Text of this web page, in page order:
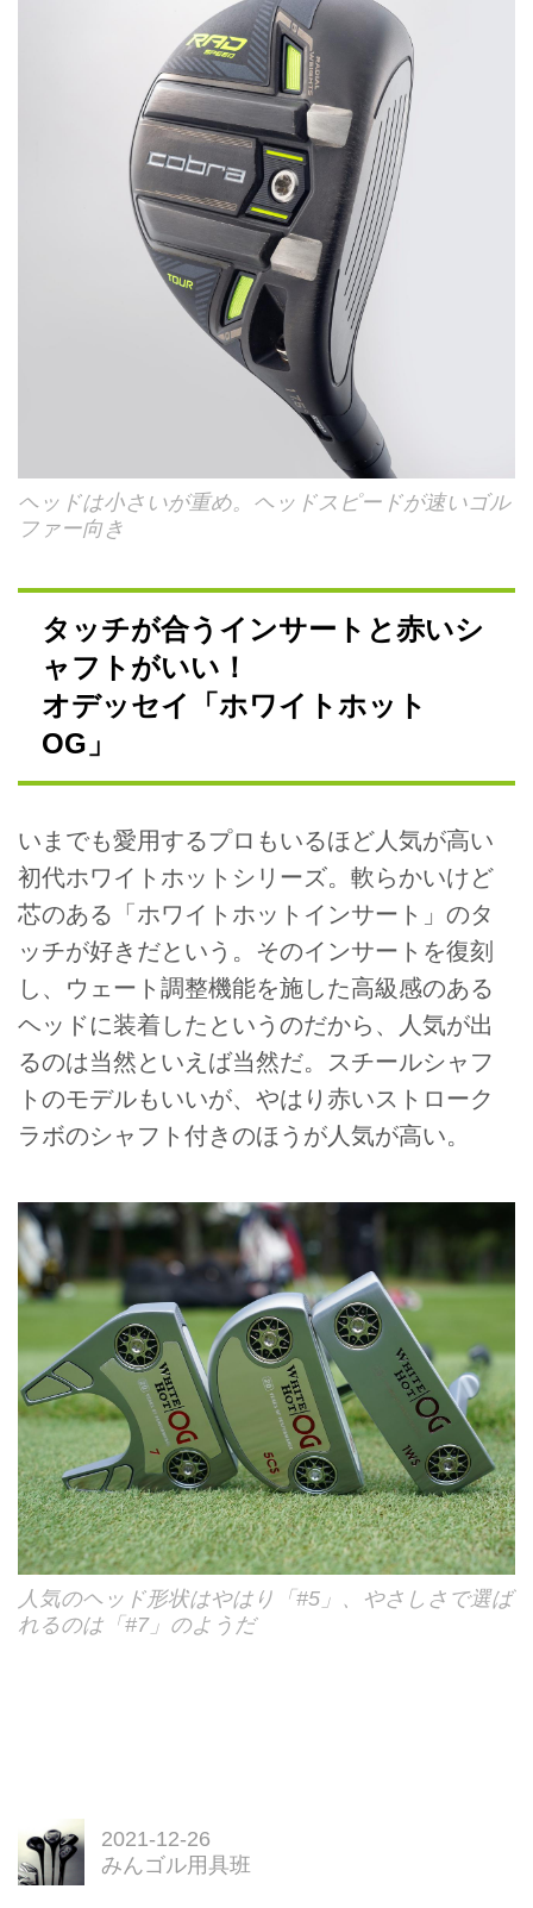
ヘッドは小さいが重め。ヘッドスピードが速いゴル
ファー向き
タッチが合うインサートと赤いシ
ャフトがいい！
オデッセイ「ホワイトホット
OG」
いまでも愛用するプロもいるほど人気が高い
初代ホワイトホットシリーズ。軟らかいけど
芯のある「ホワイトホットインサート」のタ
ッチが好きだという。そのインサートを復刻
し、ウェート調整機能を施した高級感のある
ヘッドに装着したというのだから、人気が出
るのは当然といえば当然だ。スチールシャフ
トのモデルもいいが、やはり赤いストローク
ラボのシャフト付きのほうが人気が高い。
人気のヘッド形状はやはり「#5」、やさしさで選ば
れるのは「#7」のようだ
2021-12-26
みんゴル用具班